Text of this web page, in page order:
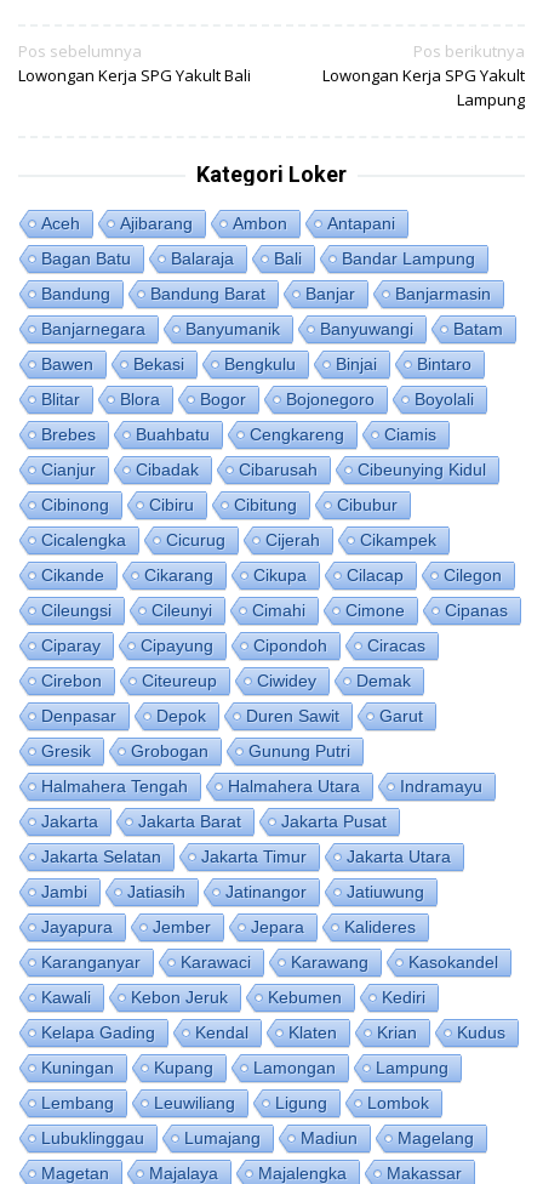
Navigasi
pos
Pos sebelumnya
Lowongan Kerja SPG Yakult Bali
Pos berikutnya
Lowongan Kerja SPG Yakult
Lampung
Kategori Loker
Aceh Ajibarang Ambon
Antapani
Bagan Batu
Balaraja Bali
Bandar Lampung
Bandung
Bandung Barat Banjar
Banjarmasin
Banjarnegara
Banyumanik Banyuwangi
Batam
Bawen
Bekasi Bengkulu Binjai
Bintaro
Blitar
Blora Bogor Bojonegoro
Boyolali
Brebes
Buahbatu Cengkareng
Ciamis
Cianjur
Cibadak Cibarusah
Cibeunying Kidul
Cibinong
Cibiru Cibitung
Cibubur
Cicalengka
Cicurug Cijerah
Cikampek
Cikande
Cikarang Cikupa Cilacap
Cilegon
Cileungsi
Cileunyi Cimahi Cimone
Cipanas
Ciparay
Cipayung Cipondoh
Ciracas
Cirebon
Citeureup Ciwidey
Demak
Denpasar
Depok Duren Sawit
Garut
Gresik
Grobogan
Gunung Putri
Halmahera Tengah
Halmahera Utara
Indramayu
Jakarta
Jakarta Barat
Jakarta Pusat
Jakarta Selatan
Jakarta Timur
Jakarta Utara
Jambi
Jatiasih Jatinangor
Jatiuwung
Jayapura
Jember Jepara
Kalideres
Karanganyar
Karawaci Karawang
Kasokandel
Kawali
Kebon Jeruk Kebumen
Kediri
Kelapa Gading
Kendal Klaten Krian
Kudus
Kuningan
Kupang Lamongan
Lampung
Lembang
Leuwiliang Ligung
Lombok
Lubuklinggau
Lumajang Madiun
Magelang
Magetan
Majalaya Majalengka
Makassar